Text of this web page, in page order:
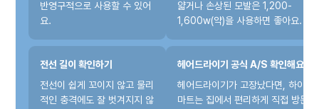
반영구적으로 사용할 수 있어
요.
전선 길이 확인하기
전선이 쉽게 꼬이지 않고 물리
적인 충격에도 잘 벗겨지지 않
얇거나 손상된 모발은 1,200-
1,600w(약)을 사용하면 좋아요.
헤어드라이기 공식 A/S 확인해요.
헤어드라이기가 고장났다면, 하이
마트는 집에서 편리하게 직접 방문